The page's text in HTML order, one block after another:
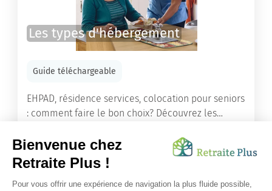
Les types d'hébergement
Guide téléchargeable
EHPAD, résidence services, colocation pour seniors
: comment faire le bon choix? Découvrez les
ainés.
Lire l'article